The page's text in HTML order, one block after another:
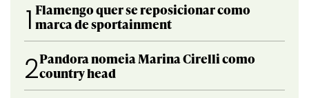
1 Flamengo quer se reposicionar como
marca de sportainment
2Pandora nomeia Marina Cirelli como
country head